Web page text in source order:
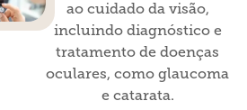
ao cuidado da visão,
incluindo diagnóstico e
tratamento de doenças
oculares, como glaucoma
e catarata.